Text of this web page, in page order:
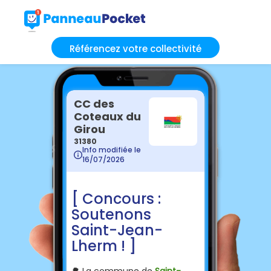
Référencez votre collectivité
CC des
Coteaux du
Girou
31380
Info modifiée le
16/07/2026
[ Concours :
Soutenons
Saint-Jean-
Lherm ! ]